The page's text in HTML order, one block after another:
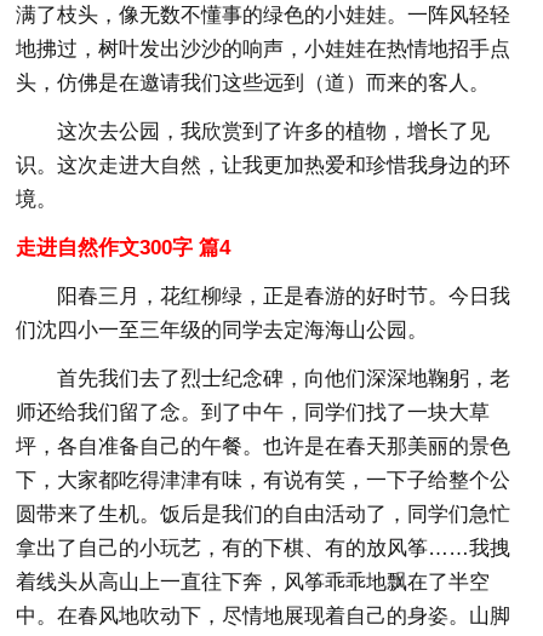
满了枝头，像无数不懂事的绿色的小娃娃。一阵风轻轻
地拂过，树叶发出沙沙的响声，小娃娃在热情地招手点
头，仿佛是在邀请我们这些远到（道）而来的客人。
这次去公园，我欣赏到了许多的植物，增长了见
识。这次走进大自然，让我更加热爱和珍惜我身边的环
境。
走进自然作文300字 篇4
阳春三月，花红柳绿，正是春游的好时节。今日我
们沈四小一至三年级的同学去定海海山公园。
首先我们去了烈士纪念碑，向他们深深地鞠躬，老
师还给我们留了念。到了中午，同学们找了一块大草
坪，各自准备自己的午餐。也许是在春天那美丽的景色
下，大家都吃得津津有味，有说有笑，一下子给整个公
圆带来了生机。饭后是我们的自由活动了，同学们急忙
拿出了自己的小玩艺，有的下棋、有的放风筝……我拽
着线头从高山上一直往下奔，风筝乖乖地飘在了半空
中。在春风地吹动下，尽情地展现着自己的身姿。山脚